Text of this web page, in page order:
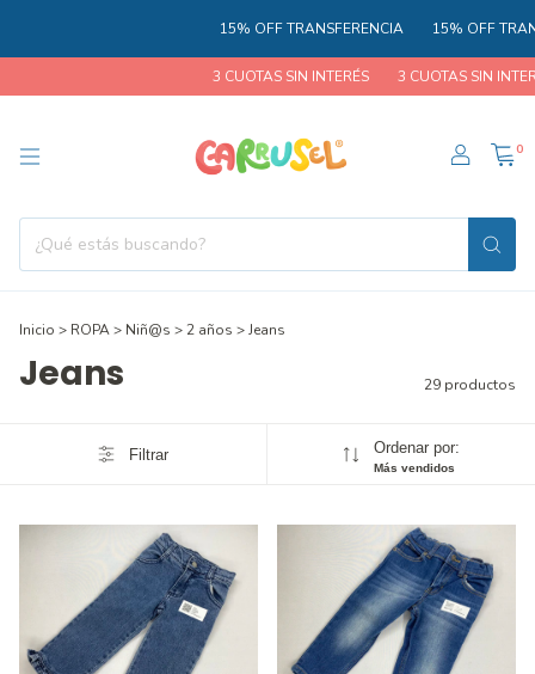
15% OFF TRANSFERENCIA 15% OFF
3 CUOTAS SIN INTERÉS 3 CUOTAS SIN INTERÉS
0
Inicio > ROPA> Niñ@s >2 años >Jeans
Jeans 29 productos
Filtrar Ordenar por:
Más vendidos